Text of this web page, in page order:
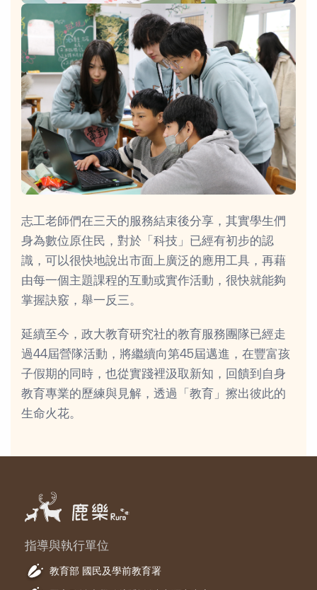
志工老師們在三天的服務結束後分享，其實學生們
身為數位原住民，對於「科技」已經有初步的認
識，可以很快地說出市面上廣泛的應用工具，再藉
由每一個主題課程的互動或實作活動，很快就能夠
掌握訣竅，舉一反三。
延續至今，政大教育研究社的教育服務團隊已經走
過44屆營隊活動，將繼續向第45屆邁進，在豐富孩
子假期的同時，也從實踐裡汲取新知，回饋到自身
教育專業的歷練與見解，透過「教育」擦出彼此的
生命火花。
指導與執行單位
教育部 國民及學前教育署